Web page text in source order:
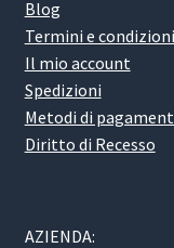
Blog
Termini e condizioni
Il mio account
Spedizioni
Metodi di
Diritto di Recesso
AZIENDA: